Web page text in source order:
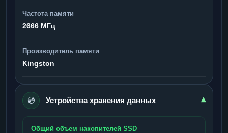
Частота памяти
2666 МГц
Производитель памяти
Kingston
💿 Устройства хранения данных ▾
Общий объем накопителей SSD